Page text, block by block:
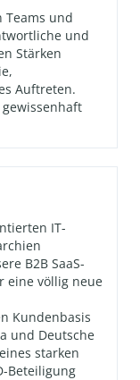
und
und
Stärken
Auftreten.
IT-
B2B SaaS-
eine völlig neue
Kundenbasis
und Deutsche
starken
Beteiligung